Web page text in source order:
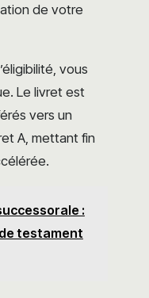
de votre
vous
Le livret est
vers un
A, mettant fin
:
testament